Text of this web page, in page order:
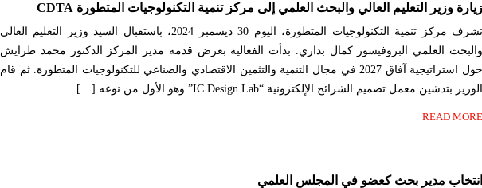
زيارة وزير التعليم العالي والبحث العلمي إلى مركز تنمية التكنولوجيات المتطورة CDTA
تشرف مركز تنمية التكنولوجيات المتطورة، اليوم 30 ديسمبر 2024، باستقبال السيد وزير التعليم العالي
والبحث العلمي البروفيسور كمال بداري. بدأت الفعالية بعرض قدمه مدير المركز الدكتور محمد طرايش
حول استراتيجية آفاق 2027 في مجال التنمية والتثمين الاقتصادي والصناعي للتكنولوجيات المتطورة. ثم قام
الوزير بتدشين معمل تصميم الشرائح الإلكترونية “IC Design Lab” وهو الأول من نوعه […]
READ MORE
انتخاب مدير بحث كعضو في المجلس العلمي